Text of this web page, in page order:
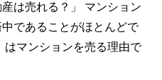
は売れる？」 マンション
であることがほとんどで
はマンションを売る理由で